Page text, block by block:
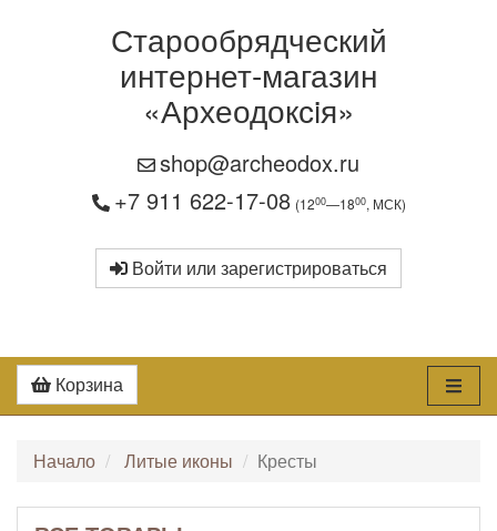
Старообрядческий
интернет-магазин
«Археодоксiя»
shop@archeodox.ru
+7 911 622-17-08 (1200—1800, МСК)
Войти или зарегистрироваться
Корзина
Начало Литые иконы Кресты